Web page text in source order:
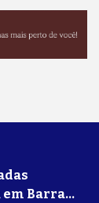
em Barra